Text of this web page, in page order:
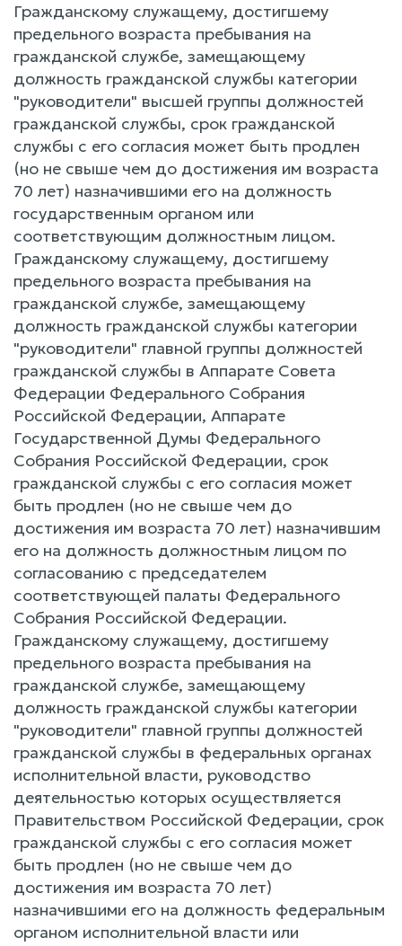
Гражданскому служащему, достигшему
предельного возраста пребывания на
гражданской службе, замещающему
должность гражданской службы категории
"руководители" высшей группы должностей
гражданской службы, срок гражданской
службы с его согласия может быть продлен
(но не свыше чем до достижения им возраста
70 лет) назначившими его на должность
государственным органом или
соответствующим должностным лицом.
Гражданскому служащему, достигшему
предельного возраста пребывания на
гражданской службе, замещающему
должность гражданской службы категории
"руководители" главной группы должностей
гражданской службы в Аппарате Совета
Федерации Федерального Собрания
Российской Федерации, Аппарате
Государственной Думы Федерального
Собрания Российской Федерации, срок
гражданской службы с его согласия может
быть продлен (но не свыше чем до
достижения им возраста 70 лет) назначившим
его на должность должностным лицом по
согласованию с председателем
соответствующей палаты Федерального
Собрания Российской Федерации.
Гражданскому служащему, достигшему
предельного возраста пребывания на
гражданской службе, замещающему
должность гражданской службы категории
"руководители" главной группы должностей
гражданской службы в федеральных органах
исполнительной власти, руководство
деятельностью которых осуществляется
Правительством Российской Федерации, срок
гражданской службы с его согласия может
быть продлен (но не свыше чем до
достижения им возраста 70 лет)
назначившими его на должность федеральным
органом исполнительной власти или